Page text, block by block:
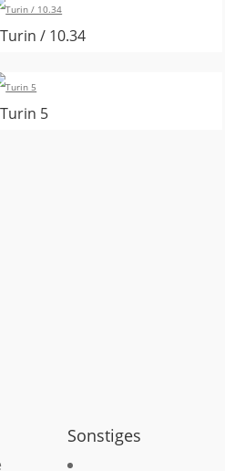
Turin / 10.34
Turin 5
Sonstiges